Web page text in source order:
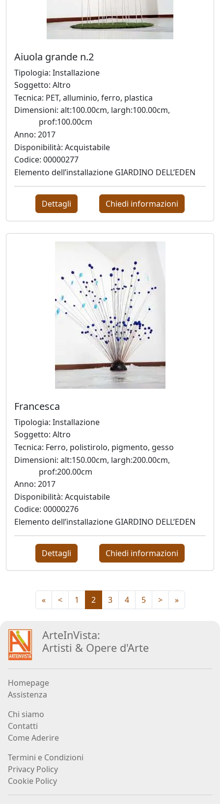
Matteo
Germano
Graziano
Giovanatto
Laura
Grusovin
Gubinelli
Guidorizzi
Giovanni
Iovacchini
Jimi
Jože
Kotar
Lorenzo
Lo
Vermi
Bruno
Lucchi
Paola
Angela
Martinella
Carlo
Paola
Andrea
Klaus
Karl
Mehrkens
Aiuola grande n.2
Tipologia: Installazione
Soggetto: Altro
Tecnica: PET, alluminio, ferro, plastica
Dimensioni: alt:100.00cm, largh:100.00cm,
prof:100.00cm
Anno: 2017
Disponibilità: Acquistabile
Codice: 00000277
Elemento dell’installazione GIARDINO DELL’EDEN
Dettagli Chiedi informazioni
Francesca
Tipologia: Installazione
Soggetto: Altro
Tecnica: Ferro, polistirolo, pigmento, gesso
Dimensioni: alt:150.00cm, largh:200.00cm,
prof:200.00cm
Anno: 2017
Disponibilità: Acquistabile
Codice: 00000276
Elemento dell’installazione GIARDINO DELL’EDEN
Dettagli Chiedi informazioni
« < 1 2 3 4 5 > »
ArteInVista:
Artisti &Opere d'Arte
Homepage
Assistenza
Chi siamo
Contatti
Come Aderire
Termini e Condizioni
Privacy Policy
Cookie Policy